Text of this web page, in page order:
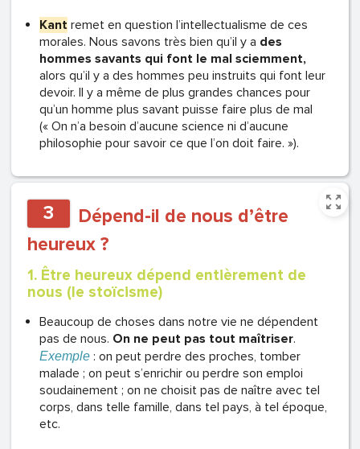
Kant remet en question l’intellectualisme de ces
morales. Nous savons très bien qu’il y a des
hommes savants qui font le mal sciemment,
alors qu’il y a des hommes peu instruits qui font leur
devoir. Il y a même de plus grandes chances pour
qu’un homme plus savant puisse faire plus de mal
(« On n’a besoin d’aucune science ni d’aucune
philosophie pour savoir ce que l’on doit faire. »).
3
Dépend-il de nous d’être
heureux ?
1. Être heureux dépend entièrement de
nous (le stoïcisme)
Beaucoup de choses dans notre vie ne dépendent
pas de nous. On ne peut pas tout maîtriser.
Exemple : on peut perdre des proches, tomber
malade ; on peut s’enrichir ou perdre son emploi
soudainement ; on ne choisit pas de naître avec tel
corps, dans telle famille, dans tel pays, à tel époque,
etc.